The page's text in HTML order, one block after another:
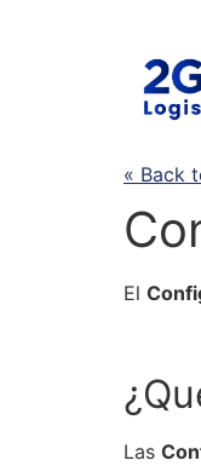
« Back
El
Las